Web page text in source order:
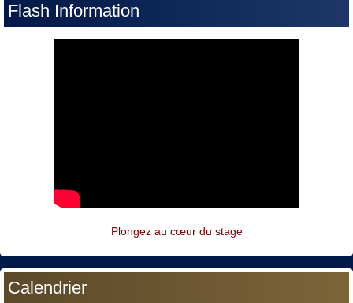
Flash Information
Plongez au cœur du stage
Calendrier